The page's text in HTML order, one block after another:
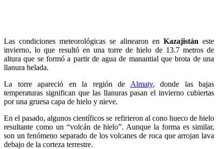
Las condiciones meteorológicas se alinearon en Kazajistán este
invierno, lo que resultó en una torre de hielo de 13.7 metros de
altura que se formó a partir de agua de manantial que brota de una
llanura helada.
La torre apareció en la región de Almaty, donde las bajas
temperaturas significan que las llanuras pasan el invierno cubiertas
por una gruesa capa de hielo y nieve.
En el pasado, algunos científicos se refirieron al cono hueco de hielo
resultante como un “volcán de hielo”. Aunque la forma es similar,
son un fenómeno separado de los volcanes de roca que arrojan lava
debajo de la corteza terrestre.